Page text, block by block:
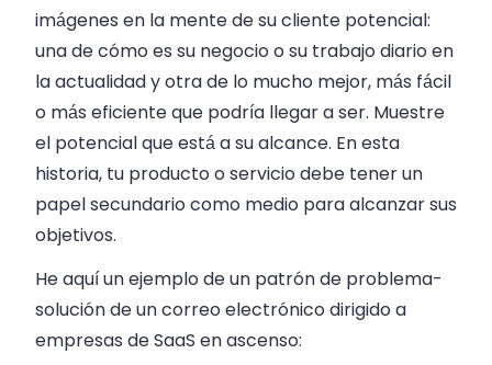
imágenes en la mente de su cliente potencial:
una de cómo es su negocio o su trabajo diario en
la actualidad y otra de lo mucho mejor, más fácil
o más eficiente que podría llegar a ser. Muestre
el potencial que está a su alcance. En esta
historia, tu producto o servicio debe tener un
papel secundario como medio para alcanzar sus
objetivos.
He aquí un ejemplo de un patrón de problema-
solución de un correo electrónico dirigido a
empresas de SaaS en ascenso: